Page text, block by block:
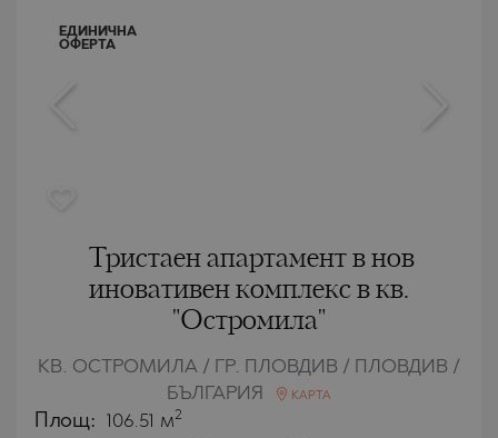
ЕДИНИЧНА
ОФЕРТА
Тристаен апартамент в нов
иновативен комплекс в кв.
"Остромила"
КВ. ОСТРОМИЛА / ГР. ПЛОВДИВ / ПЛОВДИВ /
БЪЛГАРИЯ
КАРТА
Площ: 106.51 м2